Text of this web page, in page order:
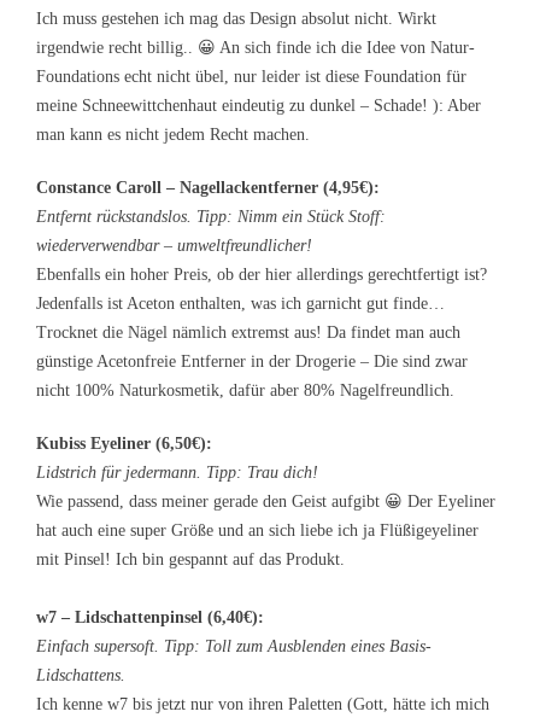
Ich muss gestehen ich mag das Design absolut nicht. Wirkt
irgendwie recht billig.. 😀 An sich finde ich die Idee von Natur-
Foundations echt nicht übel, nur leider ist diese Foundation für
meine Schneewittchenhaut eindeutig zu dunkel – Schade! ): Aber
man kann es nicht jedem Recht machen.
Constance Caroll – Nagellackentferner (4,95€):
Entfernt rückstandslos. Tipp: Nimm ein Stück Stoff:
wiederverwendbar – umweltfreundlicher!
Ebenfalls ein hoher Preis, ob der hier allerdings gerechtfertigt ist?
Jedenfalls ist Aceton enthalten, was ich garnicht gut finde…
Trocknet die Nägel nämlich extremst aus! Da findet man auch
günstige Acetonfreie Entferner in der Drogerie – Die sind zwar
nicht 100% Naturkosmetik, dafür aber 80% Nagelfreundlich.
Kubiss Eyeliner (6,50€):
Lidstrich für jedermann. Tipp: Trau dich!
Wie passend, dass meiner gerade den Geist aufgibt 😀 Der Eyeliner
hat auch eine super Größe und an sich liebe ich ja Flüßigeyeliner
mit Pinsel! Ich bin gespannt auf das Produkt.
w7 – Lidschattenpinsel (6,40€):
Einfach supersoft. Tipp: Toll zum Ausblenden eines Basis-
Lidschattens.
Ich kenne w7 bis jetzt nur von ihren Paletten (Gott, hätte ich mich